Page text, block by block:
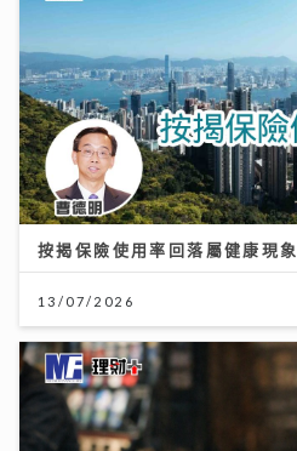
按揭保險使用率回落屬健康現象
13/07/2026